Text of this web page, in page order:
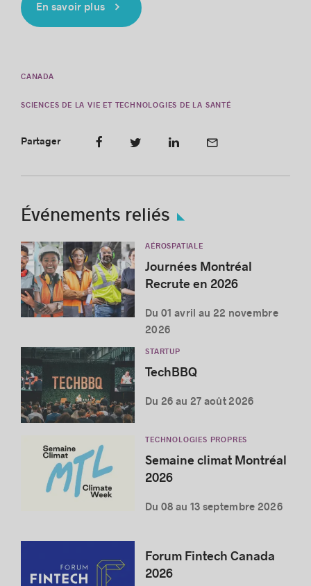
En savoir plus
CANADA
SCIENCES DE LA VIE ET TECHNOLOGIES DE LA SANTÉ
Partager
Événements reliés
AÉROSPATIALE
Journées Montréal
Recrute en 2026
Du 01 avril au 22 novembre
2026
STARTUP
TechBBQ
Du 26 au 27 août 2026
TECHNOLOGIES PROPRES
Semaine climat Montréal
2026
Du 08 au 13 septembre 2026
Forum Fintech Canada
2026